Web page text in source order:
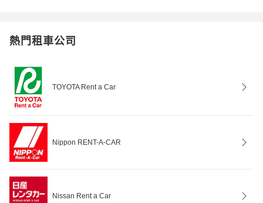
熱門租車公司
TOYOTA Rent a Car
Nippon RENT-A-CAR
Nissan Rent a Car